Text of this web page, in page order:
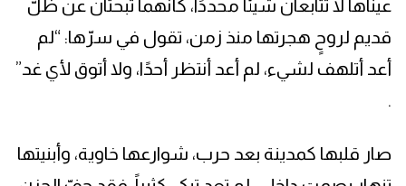
عيناها لا تتابعان شيئًا محددًا، كأنّهما تبحثان عن ظلّ
قديم لروحٍ هجرتها منذ زمن، تقول في سرّها: “لم
أعد أتلهف لشيء، لم أعد أنتظر أحدًا، ولا أتوق لأي غد”
.
صار قلبها كمدينة بعد حرب، شوارعها خاوية، وأبنيتها